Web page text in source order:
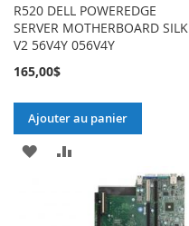
R520 DELL POWEREDGE
SERVER MOTHERBOARD SILK
V2 56V4Y 056V4Y
165,00$
Ajouter au panier
AJOUTER
COMPARATEUR